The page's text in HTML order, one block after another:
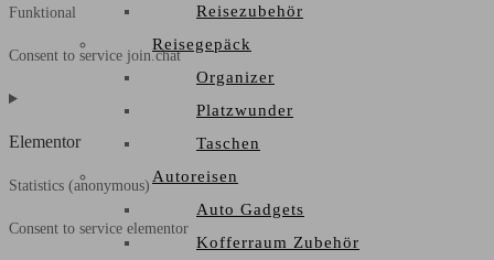
Reisezubehör
Reisegepäck
Organizer
Platzwunder
Taschen
Autoreisen
Auto Gadgets
Kofferraum Zubehör
Funktional
Consent to service join.chat
Elementor
Statistics (anonymous)
Consent to service elementor